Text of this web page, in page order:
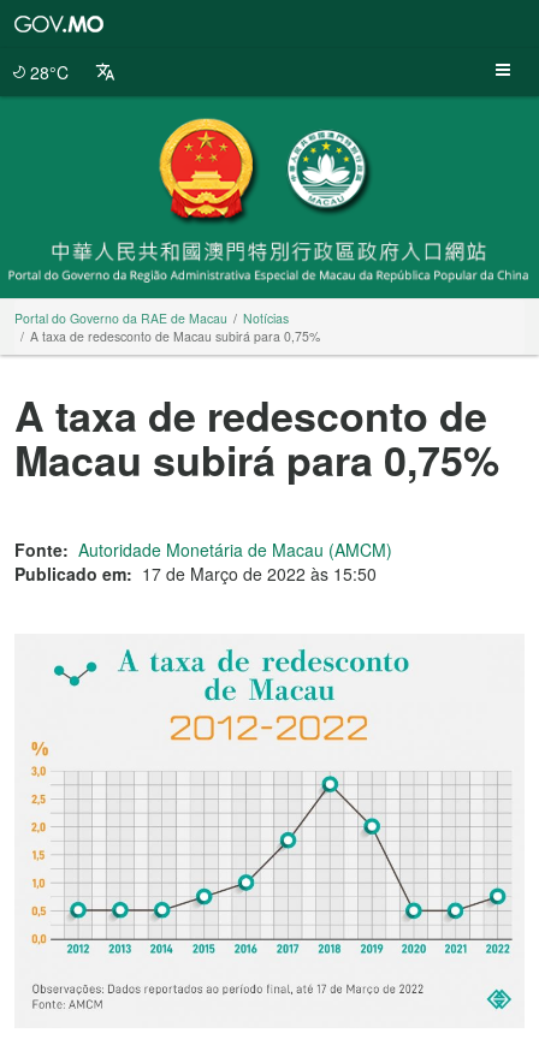
28°C
Portal do Governo da RAE de Macau
Notícias
A taxa de redesconto de Macau subirá para 0,75%
A taxa de redesconto de
Macau subirá para 0,75%
Fonte: Autoridade Monetária de Macau (AMCM)
Publicado em: 17 de Março de 2022 às 15:50